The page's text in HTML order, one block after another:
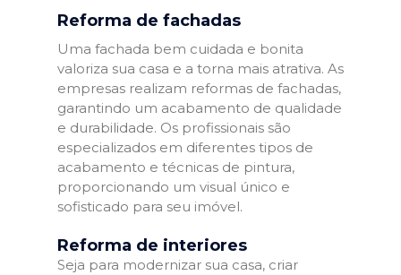
Reforma de fachadas
Uma fachada bem cuidada e bonita
valoriza sua casa e a torna mais atrativa. As
empresas realizam reformas de fachadas,
garantindo um acabamento de qualidade
e durabilidade. Os profissionais são
especializados em diferentes tipos de
acabamento e técnicas de pintura,
proporcionando um visual único e
sofisticado para seu imóvel.
Reforma de interiores
Seja para modernizar sua casa, criar